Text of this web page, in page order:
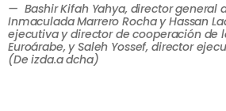
— Bashir Kifah Yahya, director general
Inmaculada Marrero Rocha y Hassan
ejecutiva y director de cooperación de
Euroárabe, y Saleh Yossef, director
(De izda.a dcha)